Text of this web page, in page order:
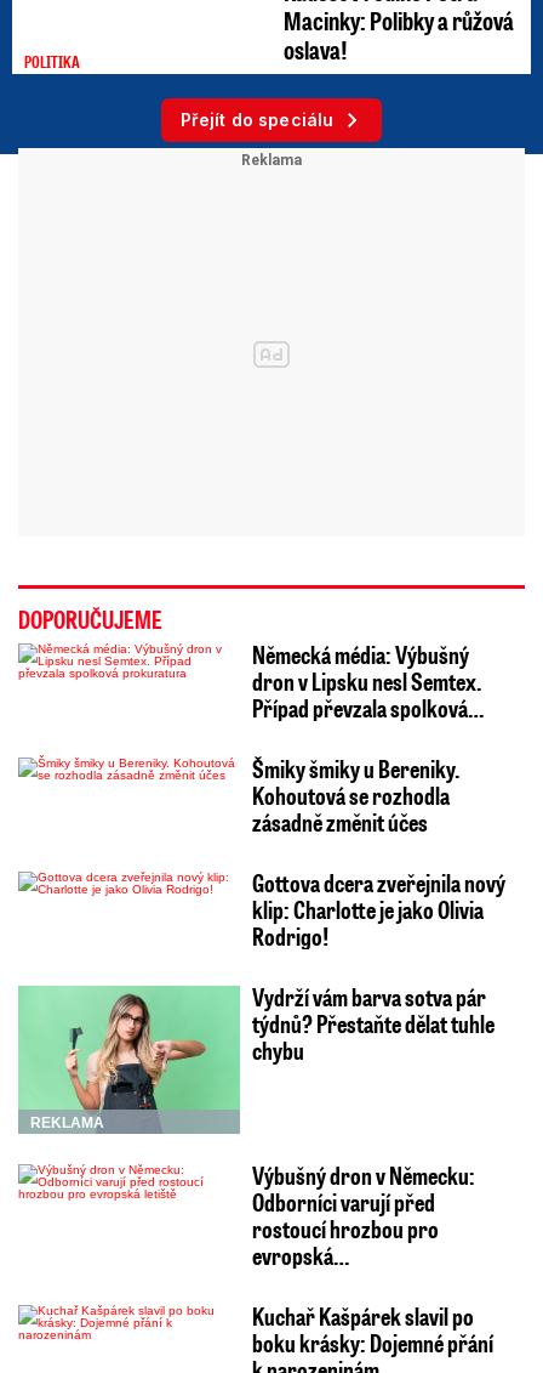
POLITIKA
Macinky: Polibky a růžová
oslava!
Přejít do speciálu
DOPORUČUJEME
Německá média: Výbušný
dron v Lipsku nesl Semtex.
Případ převzala spolková…
Šmiky šmiky u Bereniky.
Kohoutová se rozhodla
zásadně změnit účes
Gottova dcera zveřejnila nový
klip: Charlotte je jako Olivia
Rodrigo!
REKLAMA
Vydrží vám barva sotva pár
týdnů? Přestaňte dělat tuhle
chybu
Výbušný dron v Německu:
Odborníci varují před
rostoucí hrozbou pro
evropská…
Kuchař Kašpárek slavil po
boku krásky: Dojemné přání